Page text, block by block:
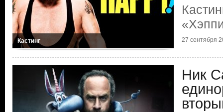
Кастинг 27 сентября
Ник